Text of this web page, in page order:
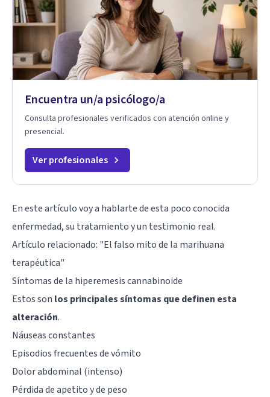
Encuentra un/a psicólogo/a
Consulta profesionales verificados con atención online y
presencial.
Ver profesionales
En este artículo voy a hablarte de esta poco conocida
enfermedad, su tratamiento y un testimonio real.
Artículo relacionado: "El falso mito de la marihuana
terapéutica"
Síntomas de la hiperemesis cannabinoide
Estos son los principales síntomas que definen esta
alteración.
Náuseas constantes
Episodios frecuentes de vómito
Dolor abdominal (intenso)
Pérdida de apetito y de peso